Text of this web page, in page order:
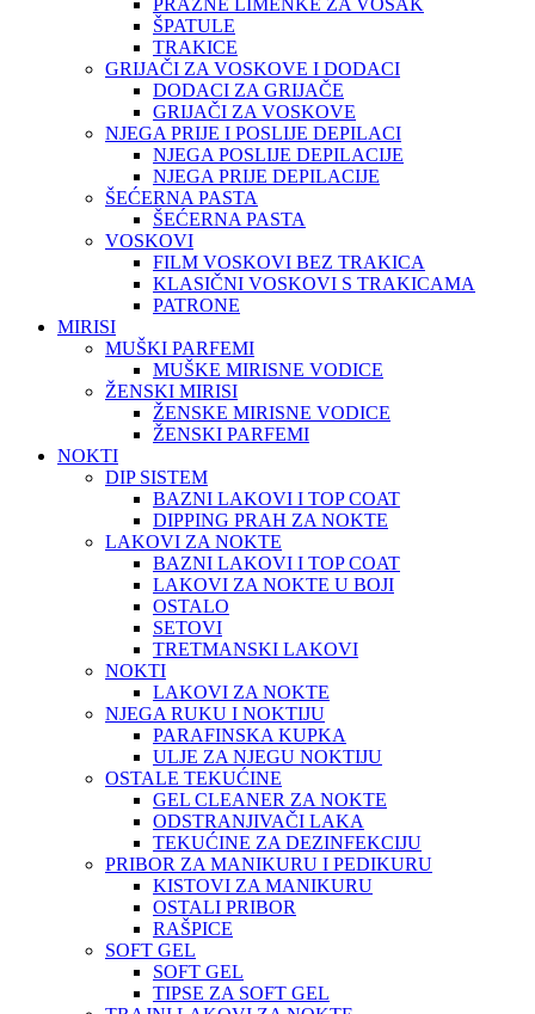
PRAZNE LIMENKE ZA VOSAK
ŠPATULE
TRAKICE
GRIJAČI ZA VOSKOVE I DODACI
DODACI ZA GRIJAČE
GRIJAČI ZA VOSKOVE
NJEGA PRIJE I POSLIJE DEPILACI
NJEGA POSLIJE DEPILACIJE
NJEGA PRIJE DEPILACIJE
ŠEĆERNA PASTA
ŠEĆERNA PASTA
VOSKOVI
FILM VOSKOVI BEZ TRAKICA
KLASIČNI VOSKOVI S TRAKICAMA
PATRONE
MIRISI
MUŠKI PARFEMI
MUŠKE MIRISNE VODICE
ŽENSKI MIRISI
ŽENSKE MIRISNE VODICE
ŽENSKI PARFEMI
NOKTI
DIP SISTEM
BAZNI LAKOVI I TOP COAT
DIPPING PRAH ZA NOKTE
LAKOVI ZA NOKTE
BAZNI LAKOVI I TOP COAT
LAKOVI ZA NOKTE U BOJI
OSTALO
SETOVI
TRETMANSKI LAKOVI
NOKTI
LAKOVI ZA NOKTE
NJEGA RUKU I NOKTIJU
PARAFINSKA KUPKA
ULJE ZA NJEGU NOKTIJU
OSTALE TEKUĆINE
GEL CLEANER ZA NOKTE
ODSTRANJIVAČI LAKA
TEKUĆINE ZA DEZINFEKCIJU
PRIBOR ZA MANIKURU I PEDIKURU
KISTOVI ZA MANIKURU
OSTALI PRIBOR
RAŠPICE
SOFT GEL
SOFT GEL
TIPSE ZA SOFT GEL